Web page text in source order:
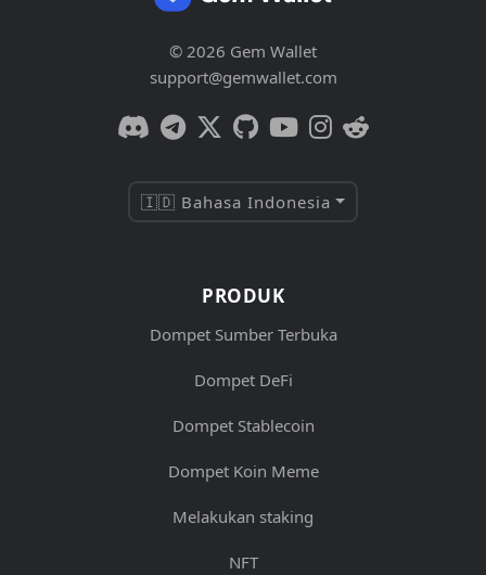
© 2026 Gem Wallet
support@gemwallet.com
🇮🇩 Bahasa Indonesia
PRODUK
Dompet Sumber Terbuka
Dompet DeFi
Dompet Stablecoin
Dompet Koin Meme
Melakukan staking
NFT